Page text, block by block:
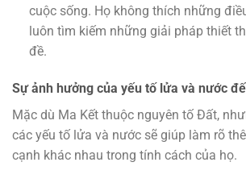
cuộc sống. Họ không thích những
luôn tìm kiếm những giải pháp thiết
đề.
Sự ảnh hưởng của yếu tố lửa và nước
Mặc dù Ma Kết thuộc nguyên tố Đất,
các yếu tố lửa và nước sẽ giúp làm rõ
cạnh khác nhau trong tính cách của họ.